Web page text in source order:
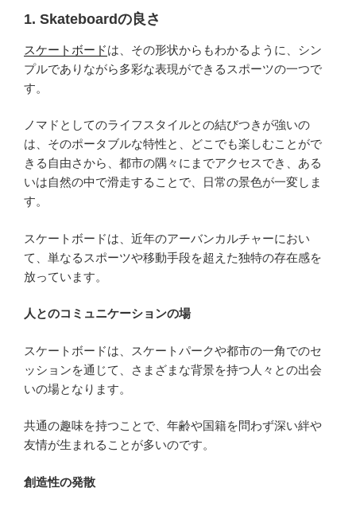
1. Skateboardの良さ
スケートボードは、その形状からもわかるように、シン
プルでありながら多彩な表現ができるスポーツの一つで
す。
ノマドとしてのライフスタイルとの結びつきが強いの
は、そのポータブルな特性と、どこでも楽しむことがで
きる自由さから、都市の隅々にまでアクセスでき、ある
いは自然の中で滑走することで、日常の景色が一変しま
す。
スケートボードは、近年のアーバンカルチャーにおい
て、単なるスポーツや移動手段を超えた独特の存在感を
放っています。
人とのコミュニケーションの場
スケートボードは、スケートパークや都市の一角でのセ
ッションを通じて、さまざまな背景を持つ人々との出会
いの場となります。
共通の趣味を持つことで、年齢や国籍を問わず深い絆や
友情が生まれることが多いのです。
創造性の発散